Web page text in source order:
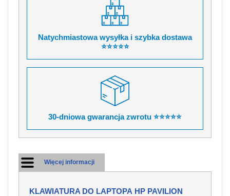
Natychmiastowa wysyłka i szybka dostawa
⭐⭐⭐⭐⭐
30-dniowa gwarancja zwrotu ⭐⭐⭐⭐⭐
Więcej informacji
KLAWIATURA DO LAPTOPA HP PAVILION